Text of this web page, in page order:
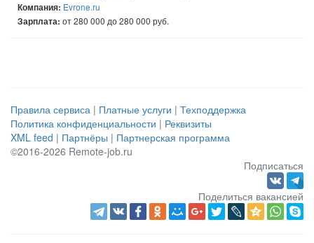
Компания: Evrone.ru
Зарплата: от 280 000 до 280 000 руб.
Правила сервиса | Платные услуги | Техподдержка
Политика конфиденциальности | Реквизиты
XML feed | Партнёры | Партнерская программа
©2016-2026 Remote-job.ru
Подписаться
Поделиться вакансией